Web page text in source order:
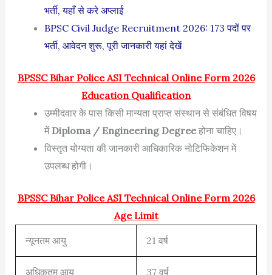
भर्ती, यहाँ से करे अप्लाई
BPSC Civil Judge Recruitment 2026: 173 पदों पर
भर्ती, आवेदन शुरू, पूरी जानकारी यहां देखें
BPSSC Bihar Police ASI Technical Online Form 2026
Education Qualification
उम्मीदवार के पास किसी मान्यता प्राप्त संस्थान से संबंधित विषय
में Diploma / Engineering Degreeहोना चाहिए।
विस्तृत योग्यता की जानकारी आधिकारिक नोटिफिकेशन में
उपलब्ध होगी।
BPSSC Bihar Police ASI Technical Online Form 2026
Age Limit
न्यूनतम आयु 21 वर्ष
अधिकतम आयु 37 वर्ष